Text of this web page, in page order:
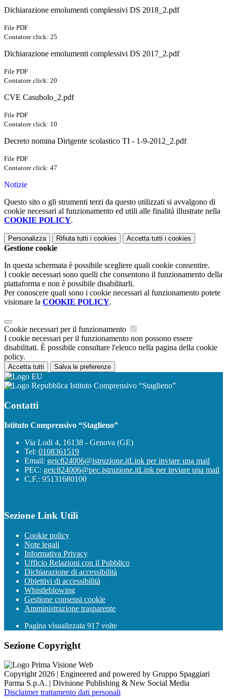
Dichiarazione emolumenti complessivi DS 2018_2.pdf
File PDF
Contatore click: 25
Dichiarazione emolumenti complessivi DS 2017_2.pdf
File PDF
Contatore click: 20
CVE Casubolo_2.pdf
File PDF
Contatore click: 10
Decreto nomina Dirigente scolastico TI - 1-9-2012_2.pdf
File PDF
Contatore click: 47
Notizie
Questo sito o gli strumenti terzi da questo utilizzati si avvalgono di
cookie necessari al funzionamento ed utili alle finalità illustrate nella
COOKIE POLICY.
Personalizza Rifiuta tutti i cookies Accetta tutti i cookies
Gestione cookie
In questa schermata è possibile scegliere quali cookie consentire.
I cookie necessari sono quelli che consentono il funzionamento della
piattaforma e non è possibile disabilitarli.
Per conoscere quali sono i cookie necessari al funzionamento potete
visionare la COOKIE POLICY.
Cookie necessari per il funzionamento
I cookie necessari per il funzionamento non possono essere
disabilitati. È possibile consultare l'elenco nella pagina della cookie
policy.
Accetta tutti Salva le preferenze
Istituto Comprensivo “Staglieno”
Contatti
Istituto Comprensivo “Staglieno”
Via Lodi 4, 16138 - Genova (GE)
Tel: 0108361519
Email: geic824006@istruzione.itLink per inviare una mail
PEC: geic824006@pec.istruzione.itLink per inviare una mail
C.F.: 95131680100
Sezione Link Utili
Cookie policy
Note legali
Informativa Privacy
Ufficio Relazioni con il Pubblico
Dichiarazione di accessibilità
Obiettivi di accessibilità
Whistleblowing
Gestione consensi cookie
Amministrazione trasparente
Pagina visualizzata 917 volte
Sezione Copyright
Copyright 2026 | Engineered and powered by Gruppo Spaggiari
Parma S.p.A. | Divisione Publishing & New Social Media
Disclaimer trattamento dati personali